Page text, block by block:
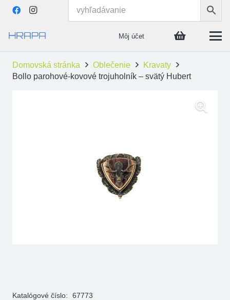
Môj účet
Domovská stránka Oblečenie
Kravaty
Bollo parohové-kovové trojuholník – svätý Hubert
Katalógové číslo: 67773